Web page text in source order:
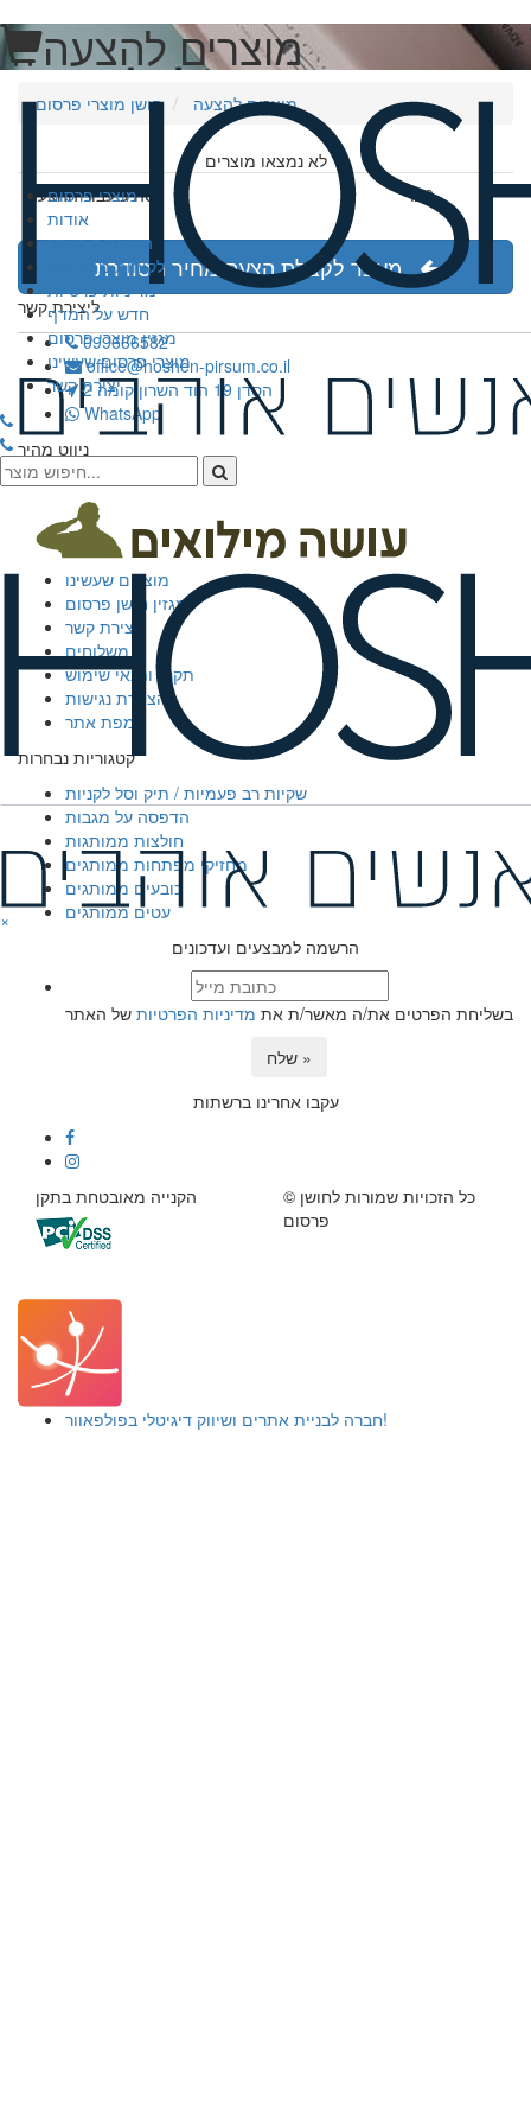
מוצרי פרסום
אודות
הנמכרים ביותר
לקוחות ממליצים
מדיניות פרטיות
חדש על המדף
מגזין מוצרי פרסום
מוצרי פרסום שעשינו
יצירת קשר
×
מוצרים להצעה
חושן מוצרי פרסום מוצרים להצעה
לא נמצאו מוצרים
סה"כ עבור ההצעה
₪0
מעבר לקבלת הצעת מחיר מסודרת
ליצירת קשר
099666582
office@hoshen-pirsum.co.il
הסדן 19 הוד השרון קומה 2
WhatsApp
ניווט מהיר
מוצרי פרסום
המדריך המקיף למוצרי פרסום
מדיניות פרטיות
אודות
מוצרים שעשינו
מגזין חושן פרסום
יצירת קשר
משלוחים
תקנון ותנאי שימוש
הצהרת נגישות
מפת אתר
קטגוריות נבחרות
שקיות רב פעמיות / תיק וסל לקניות
הדפסה על מגבות
חולצות ממותגות
מחזיקי מפתחות ממותגים
כובעים ממותגים
עטים ממותגים
הרשמה למבצעים ועדכונים
בשליחת הפרטים את/ה מאשר/ת את מדיניות הפרטיות של האתר
שלח »
עקבו אחרינו ברשתות
© כל הזכויות שמורות לחושן
פרסום
הקנייה מאובטחת בתקן
חברה לבניית אתרים ושיווק דיגיטלי בפולפאוור!